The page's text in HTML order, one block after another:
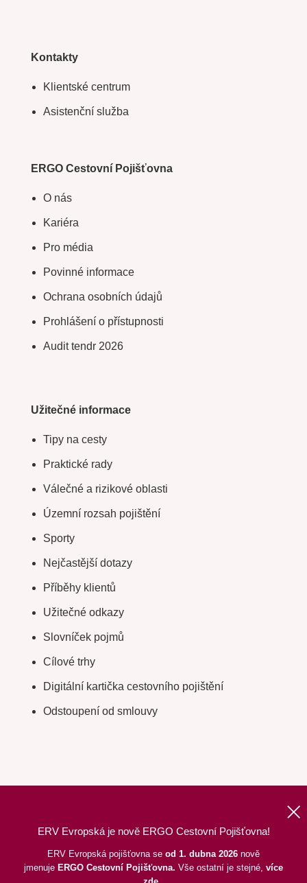
ERV Evropská je nově ERGO Cestovní Pojišťovna!
ERV Evropská pojišťovna se od 1. dubna 2026 nově
jmenuje ERGO Cestovní Pojišťovna. Vše ostatní je stejné, více
Kontakty
Klientské centrum
Asistenční služba
ERGO Cestovní Pojišťovna
O nás
Kariéra
Pro média
Povinné informace
Ochrana osobních údajů
Prohlášení o přístupnosti
Audit tendr 2026
Užitečné informace
Tipy na cesty
Praktické rady
Válečné a rizikové oblasti
Územní rozsah pojištění
Sporty
Nejčastější dotazy
Příběhy klientů
Užitečné odkazy
Slovníček pojmů
Cílové trhy
Digitální kartička cestovního pojištění
Odstoupení od smlouvy
©2026 ERGO Cestovní Pojišťovna, a. s., pod dohledem ČNB